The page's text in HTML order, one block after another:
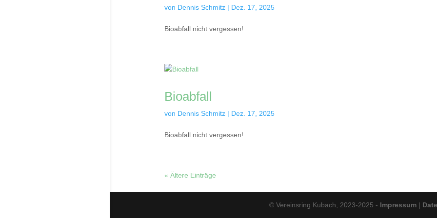
von Dennis Schmitz| Dez. 17, 2025
Bioabfall nicht vergessen!
Bioabfall
von Dennis Schmitz| Dez. 17, 2025
Bioabfall nicht vergessen!
« Ältere Einträge
© Vereinsring Kubach, 2023-2025 - Impressum |